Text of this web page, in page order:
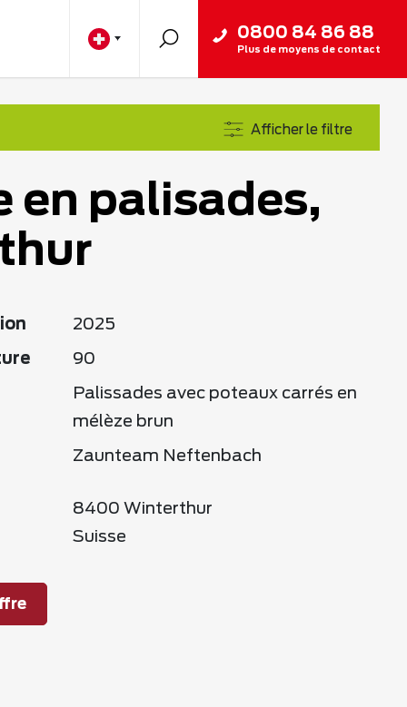
0800 84 86 88
Plus de moyens de contact
Afficher le filtre
en palisades,
2025
90
Palissades avec poteaux carrés en
mélèze brun
Zaunteam Neftenbach
8400 Winterthur
Suisse